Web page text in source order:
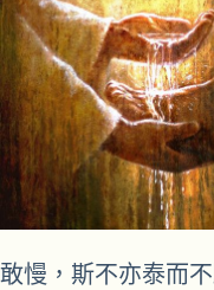
敢慢，斯不亦泰而